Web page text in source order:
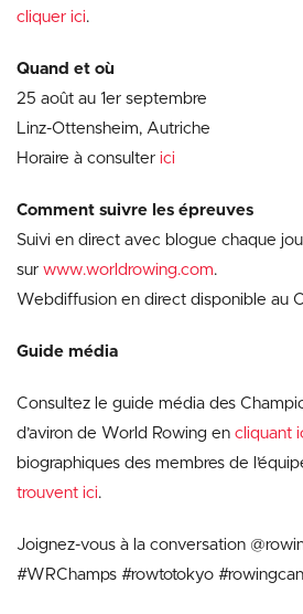
cliquer ici.
Quand et où
25 août au 1er septembre
Linz-Ottensheim, Autriche
Horaire à consulter ici
Comment suivre les épreuves
Suivi en direct avec blogue chaque
sur www.worldrowing.com.
Webdiffusion en direct disponible au
Guide média
Consultez le guide média des
d’aviron de World Rowing en cliquant
biographiques des membres de
trouvent ici.
Joignez-vous à la conversation
#WRChamps #rowtotokyo